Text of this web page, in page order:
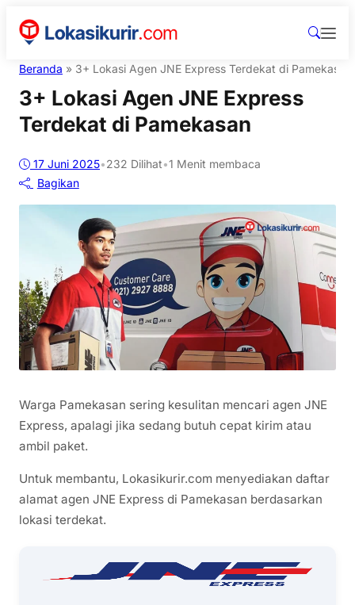
Beranda » 3+ Lokasi Agen JNE Express Terdekat di Pamekasan
3+ Lokasi Agen JNE Express
Terdekat di Pamekasan
17 Juni 2025•232 Dilihat•1 Menit membaca
Bagikan
Warga Pamekasan sering kesulitan mencari agen JNE
Express, apalagi jika sedang butuh cepat kirim atau
ambil paket.
Untuk membantu, Lokasikurir.com menyediakan daftar
alamat agen JNE Express di Pamekasan berdasarkan
lokasi terdekat.